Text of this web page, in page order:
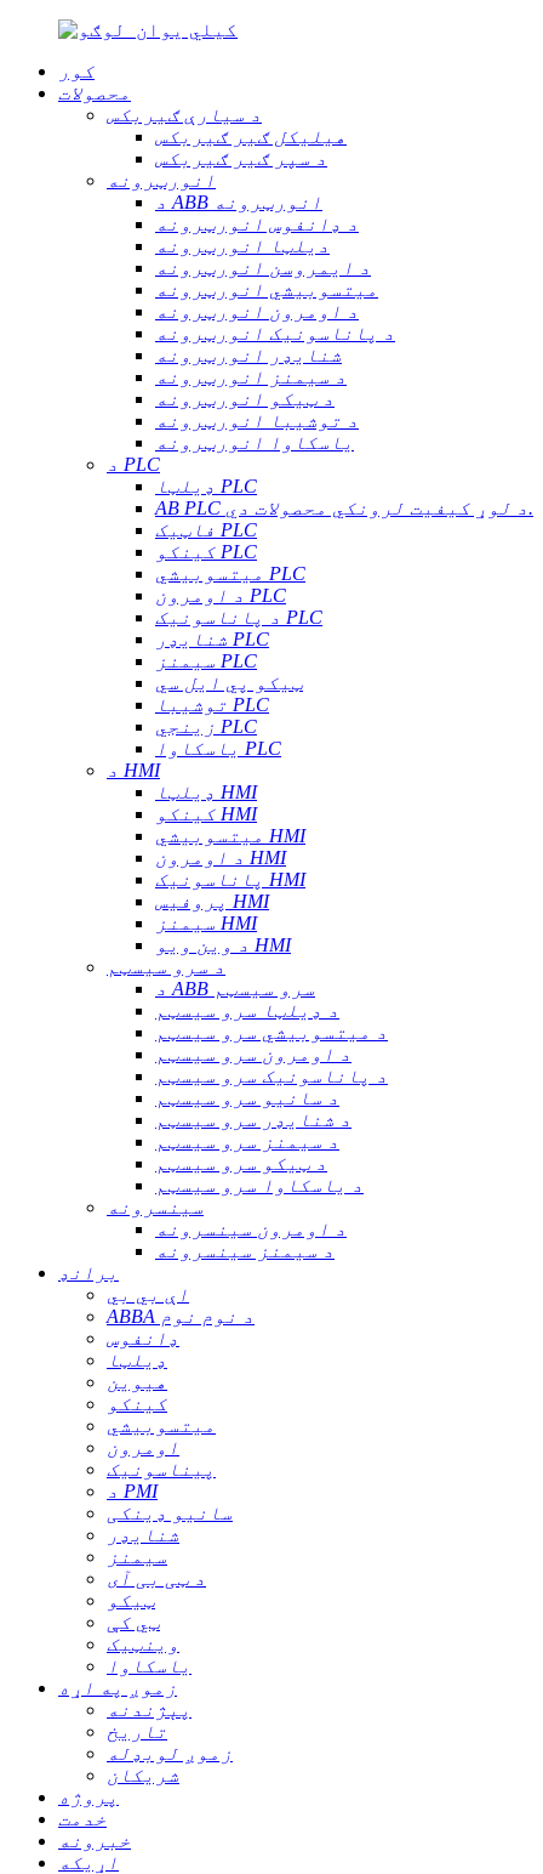
کور
محصولات
د سیارې ګیربکس
هیلیکل ګیر ګیربکس
د سپر ګیر ګیربکس
انورټرونه
د ABB انورټرونه
د ډانفوس انورټرونه
دیلټا انورټرونه
د ایمروسن انورټرونه
میتسوبیشي انورټرونه
د اومرون انورټرونه
د پاناسونیک انورټرونه
شنایډر انورټرونه
د سیمنز انورټرونه
د ټیکو انورټرونه
د توشیبا انورټرونه
یاسکاوا انورټرونه
د PLC
ډیلټا PLC
AB PLC د لوړ کیفیت لرونکي محصولات دي.
فاټیک PLC
کینکو PLC
میتسوبیشي PLC
د اومرون PLC
د پاناسونیک PLC
شنایډر PLC
سیمنز PLC
ټیکو پي ایل سي
توشیبا PLC
زینجي PLC
یاسکاوا PLC
د HMI
ډیلټا HMI
کینکو HMI
میتسوبیشي HMI
د اومرون HMI
پاناسونیک HMI
پروفیس HMI
سیمنز HMI
د وین ویو HMI
د سرو سیسټم
د ABB سرو سیسټم
د ډیلټا سرو سیسټم
د میتسوبیشي سرو سیسټم
د اومرون سرو سیسټم
د پاناسونیک سرو سیسټم
د سانیو سرو سیسټم
د شنایډر سرو سیسټم
د سیمنز سرو سیسټم
د ټیکو سرو سیسټم
د یاسکاوا سرو سیسټم
سینسرونه
د اومرون سینسرونه
د سیمنز سینسرونه
برانډ
اې بي بي
ABBA د نوم نوم
ډانفوس
ډیلټا
هیوین
کینکو
میتسوبیشي
اومرون
پیناسونیک
د PMI
سانیو ډینکی
شنایډر
سیمنز
د ټی بی آی
ټیکو
ټي کې
وینټیک
یاسکاوا
زموږ په اړه
پېژندنه
تاریخ
زموږ لوبډله
شریکان
پروژه
خدمت
خبرونه
اړیکه